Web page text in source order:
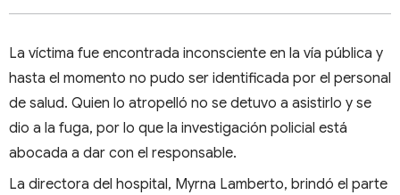
La víctima fue encontrada inconsciente en la vía pública y
hasta el momento no pudo ser identificada por el personal
de salud. Quien lo atropelló no se detuvo a asistirlo y se
dio a la fuga, por lo que la investigación policial está
abocada a dar con el responsable.
La directora del hospital, Myrna Lamberto, brindó el parte